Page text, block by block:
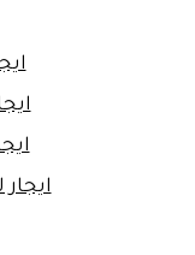
ايجار